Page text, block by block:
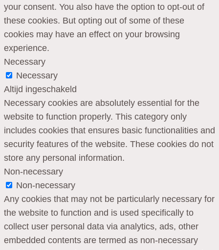
your consent. You also have the option to opt-out of
these cookies. But opting out of some of these
cookies may have an effect on your browsing
experience.
Necessary
Necessary
Altijd ingeschakeld
Necessary cookies are absolutely essential for the
website to function properly. This category only
includes cookies that ensures basic functionalities and
security features of the website. These cookies do not
store any personal information.
Non-necessary
Non-necessary
Any cookies that may not be particularly necessary for
the website to function and is used specifically to
collect user personal data via analytics, ads, other
embedded contents are termed as non-necessary